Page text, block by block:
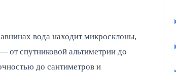
вода находит микросклоны,
от спутниковой альтиметрии до
до сантиметров и